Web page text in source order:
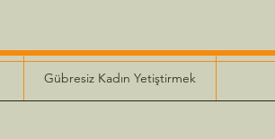
Gübresiz Kadın Yetiştirmek